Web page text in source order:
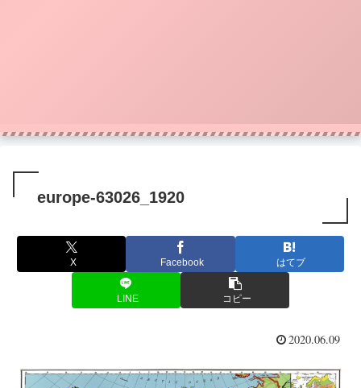
europe-63026_1920
X Facebook はてブ
LINE コピー
2020.06.09